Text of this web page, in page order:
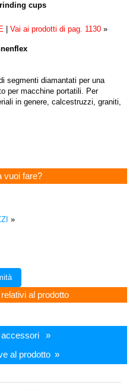
cups
Vai ai prodotti di pag. 1130 »
segmenti diamantati per una
per macchine portatili. Per
in genere, calcestruzzi, graniti,
vuoi fare?
»
al prodotto
»
al prodotto »